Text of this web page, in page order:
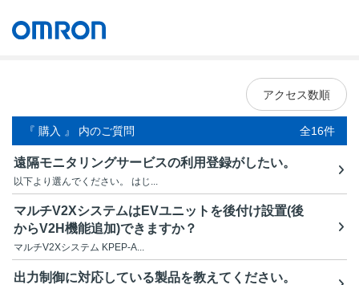
アクセス数順
『 購入 』 内のご質問 全16件
遠隔モニタリングサービスの利用登録がしたい。
以下より選んでください。 はじ...
マルチV2XシステムはEVユニットを後付け設置(後
からV2H機能追加)できますか？
マルチV2Xシステム KPEP-A...
出力制御に対応している製品を教えてください。